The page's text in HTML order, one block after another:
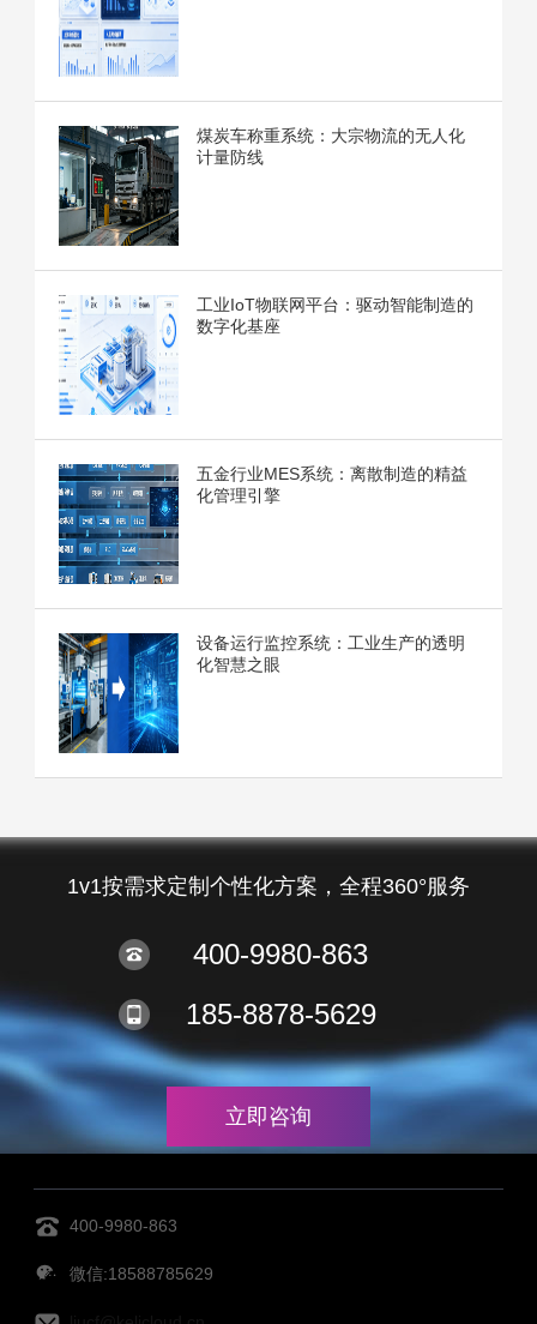
煤炭车称重系统：大宗物流的无人化
计量防线
工业IoT物联网平台：驱动智能制造的
数字化基座
五金行业MES系统：离散制造的精益
化管理引擎
设备运行监控系统：工业生产的透明
化智慧之眼
1v1按需求定制个性化方案，全程360°服务
400-9980-863
185-8878-5629
立即咨询
400-9980-863
微信:18588785629